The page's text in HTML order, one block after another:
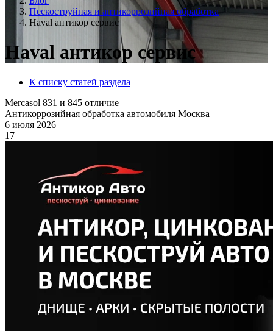
Пескоструйная и антикоррозийная обработка
Haval антикор сервис
Haval антикор сервис
К списку статей раздела
Mercasol 831 и 845 отличие
Антикоррозийная обработка автомобиля Москва
6 июля 2026
17